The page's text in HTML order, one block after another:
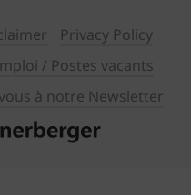
Privacy Policy
/ Postes vacants
à notre Newsletter